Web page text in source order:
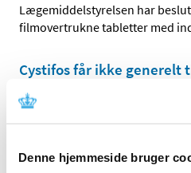
Denne hjemmeside bruger
Lægemiddelstyrelsen har
filmovertrukne tabletter med
Cystifos får ikke generelt
5. januar 2022
Lægemiddelstyrelsen har
til oral opløsning, i brev, med